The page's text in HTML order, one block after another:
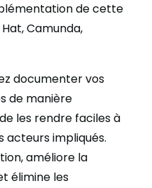
de cette
Camunda,
documenter vos
de manière
les rendre faciles à
impliqués.
améliore la
élimine les